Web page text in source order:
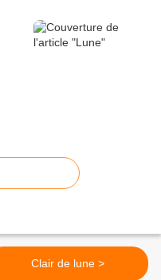
Clair de lune >